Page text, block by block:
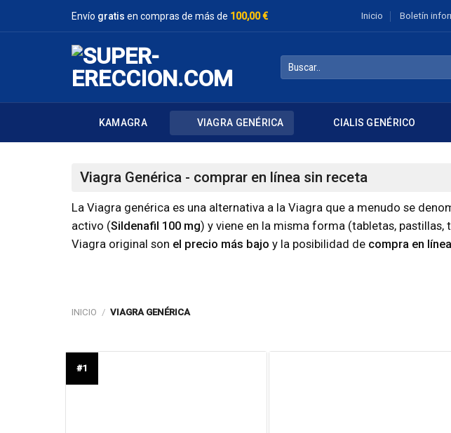
Envío gratis en compras de más de 100,00 € Inicio Boletín
Buscar
KAMAGRA VIAGRA GENÉRICA CIALIS GENÉRICO
Viagra Genérica - comprar en línea sin receta
La Viagra genérica es una alternativa a la Viagra que a menudo se
activo (Sildenafil 100 mg) y viene en la misma forma (tabletas,
Viagra original son el precio más bajo y la posibilidad de compra en línea
INICIO / VIAGRA GENÉRICA
#1